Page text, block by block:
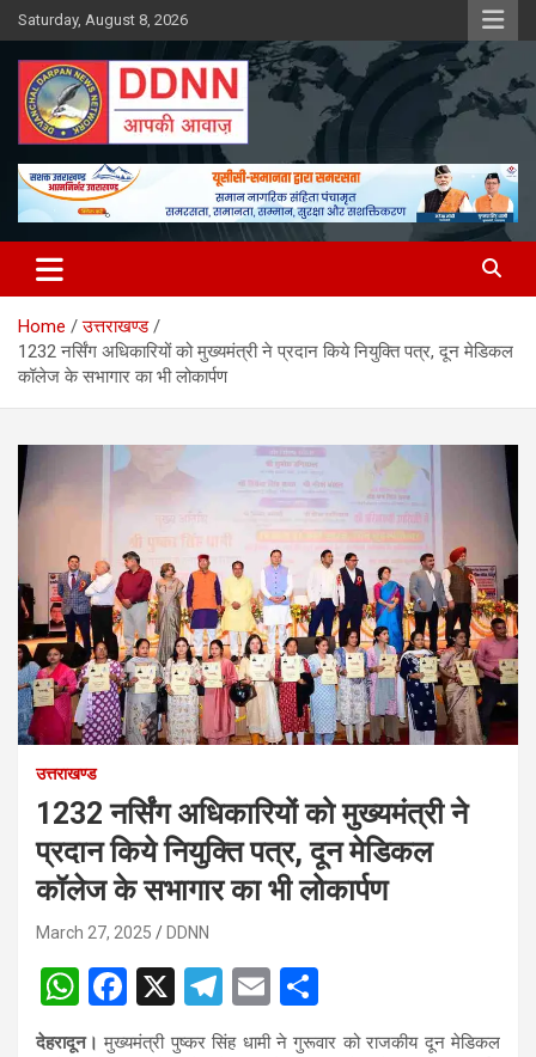
Skip
to
content
Saturday, August 8, 2026
DDNN
Home
उत्तराखण्ड
1232 नर्सिंग अधिकारियों को मुख्यमंत्री ने प्रदान किये नियुक्ति पत्र, दून मेडिकल
कॉलेज के सभागार का भी लोकार्पण
उत्तराखण्ड
1232 नर्सिंग अधिकारियों को मुख्यमंत्री ने
प्रदान किये नियुक्ति पत्र, दून मेडिकल
कॉलेज के सभागार का भी लोकार्पण
March 27, 2025 DDNN
W
h
F
a
X
T
el
E
m h
देहरादून। मुख्यमंत्री पुष्कर सिंह धामी ने गुरूवार को राजकीय दून मेडिकल